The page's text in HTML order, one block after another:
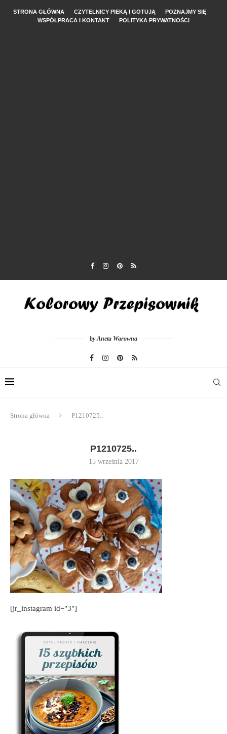
STRONA GŁÓWNA CZYTELNICY PIEKĄ I GOTUJĄ
POZNAJMY SIĘ
WSPÓŁPRACA I KONTAKT
POLITYKA PRYWATNOŚCI
by Aneta Warowna
Strona główna P1210725..
P1210725..
15 września 2017
[jr_instagram id="3"]